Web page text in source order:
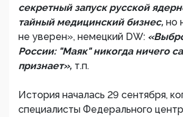
секретный запуск русской
тайный медицинский бизнес, но
не уверен», немецкий DW:
России: "Маяк" никогда ничего
признает», т.п.
История началась 29 сентября,
специалисты Федерального